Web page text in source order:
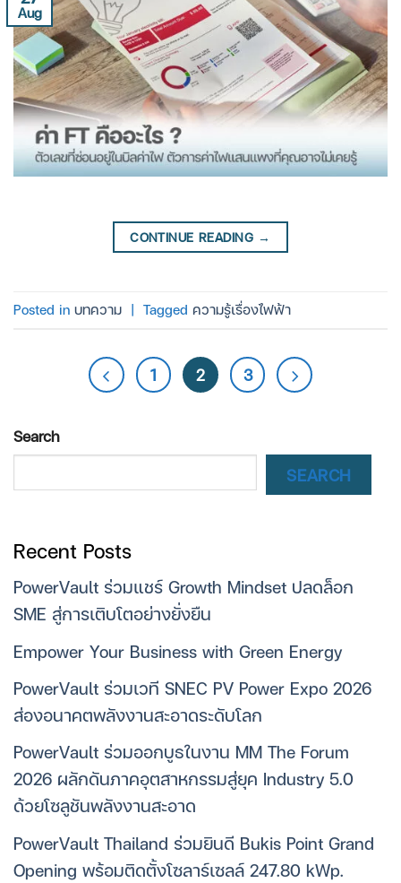
Aug
CONTINUE READING →
Posted in บทความ | Tagged ความรู้เรื่องไฟฟ้า
1 2 3
Search
SEARCH
Recent Posts
PowerVault ร่วมแชร์ Growth Mindset ปลดล็อก
SME สู่การเติบโตอย่างยั่งยืน
Empower Your Business with Green Energy
PowerVault ร่วมเวที SNEC PV Power Expo 2026
ส่องอนาคตพลังงานสะอาดระดับโลก
PowerVault ร่วมออกบูธในงาน MM The Forum
2026 ผลักดันภาคอุตสาหกรรมสู่ยุค Industry 5.0
ด้วยโซลูชันพลังงานสะอาด
PowerVault Thailand ร่วมยินดี Bukis Point Grand
Opening พร้อมติดตั้งโซลาร์เซลล์ 247.80 kWp.